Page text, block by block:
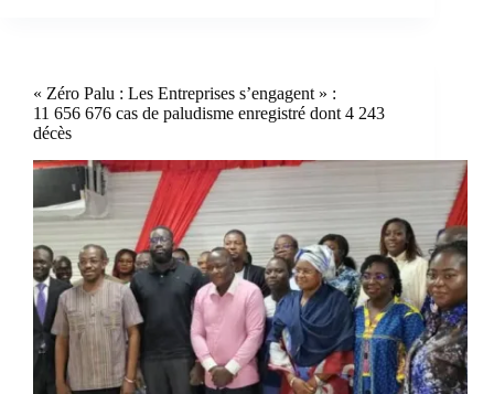
« Zéro Palu : Les Entreprises s’engagent » :
11 656 676 cas de paludisme enregistré dont 4 243
décès